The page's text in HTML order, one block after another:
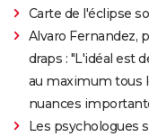
Carte de l'éclipse
Alvaro Fernandez,
draps : "L'idéal est
au maximum tous
nuances
Les psychologues